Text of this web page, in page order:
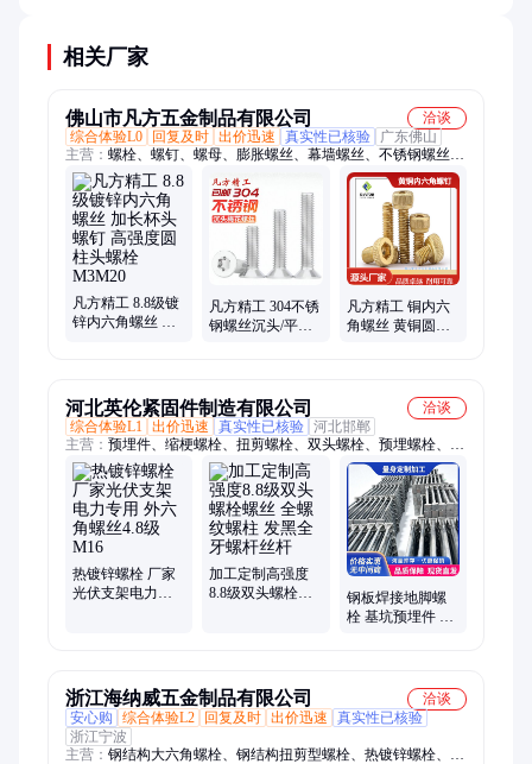
相关厂家
佛山市凡方五金制品有限公司
洽谈
综合体验L0
回复及时 出价迅速 真实性已核验
广东佛山
主营： 螺栓、螺钉、螺母、膨胀螺丝、幕墙螺丝、不锈钢螺丝、
高强度螺丝、组合螺丝、螺丝、化学螺丝、三组合螺丝、化学锚
栓、自攻钉、钻尾、牙棒、螺杆、注塑螺母、铜螺母、铜柱、门
窗钻尾、防松螺母
凡方精工 8.8级镀
锌内六角螺丝 加
凡方精工 304不锈
钢螺丝沉头/平头
凡方精工 铜内六
角螺丝 黄铜圆柱
河北英伦紧固件制造有限公司
洽谈
综合体验L1 出价迅速 真实性已核验 河北邯郸
主营： 预埋件、缩梗螺栓、扭剪螺栓、双头螺栓、预埋螺栓、大
六角螺栓、全螺纹螺柱、高强度螺栓、双头螺纹螺栓、地脚螺栓
热镀锌螺栓 厂家
光伏支架电力专
加工定制高强度
8.8级双头螺栓螺
钢板焊接地脚螺
栓 基坑预埋件 紧
浙江海纳威五金制品有限公司
洽谈
安心购
综合体验L2 回复及时 出价迅速
真实性已核验
浙江宁波
主营： 钢结构大六角螺栓、钢结构扭剪型螺栓、热镀锌螺栓、热